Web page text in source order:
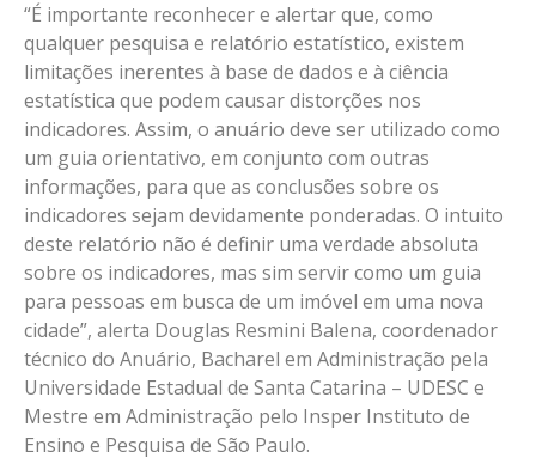
“É importante reconhecer e alertar que, como
qualquer pesquisa e relatório estatístico, existem
limitações inerentes à base de dados e à ciência
estatística que podem causar distorções nos
indicadores. Assim, o anuário deve ser utilizado como
um guia orientativo, em conjunto com outras
informações, para que as conclusões sobre os
indicadores sejam devidamente ponderadas. O intuito
deste relatório não é definir uma verdade absoluta
sobre os indicadores, mas sim servir como um guia
para pessoas em busca de um imóvel em uma nova
cidade”, alerta Douglas Resmini Balena, coordenador
técnico do Anuário, Bacharel em Administração pela
Universidade Estadual de Santa Catarina – UDESC e
Mestre em Administração pelo Insper Instituto de
Ensino e Pesquisa de São Paulo.